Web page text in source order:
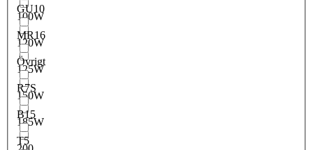
100W
120W
125W
150W
185W
GU10
MR16
Övrigt
R7S
B15
T5